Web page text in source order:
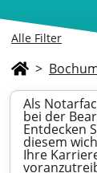
Alle Filter
>
Als
bei der
Entdecken
diesem
Ihre